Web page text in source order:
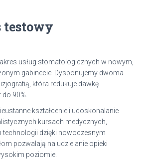
testowy
usług stomatologicznych w nowym,
gabinecie. Dysponujemy dwoma
która redukuje dawkę
90%.
kształcenie i udoskonalanie
kursach medycznych,
dzięki nowoczesnym
pozwalają na udzielanie opieki
poziomie.